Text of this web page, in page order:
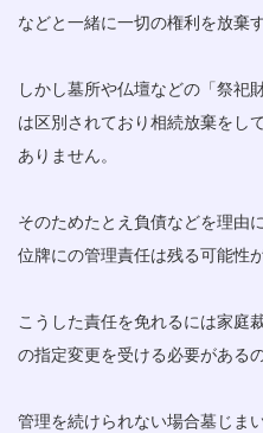
などと一緒に一切の権利を放棄
しかし墓所や仏壇などの「祭祀
は区別されており相続放棄をし
ありません。
そのためたとえ負債などを理由
位牌にの管理責任は残る可能性
こうした責任を免れるには家庭
の指定変更を受ける必要があるの
管理を続けられない場合墓じま